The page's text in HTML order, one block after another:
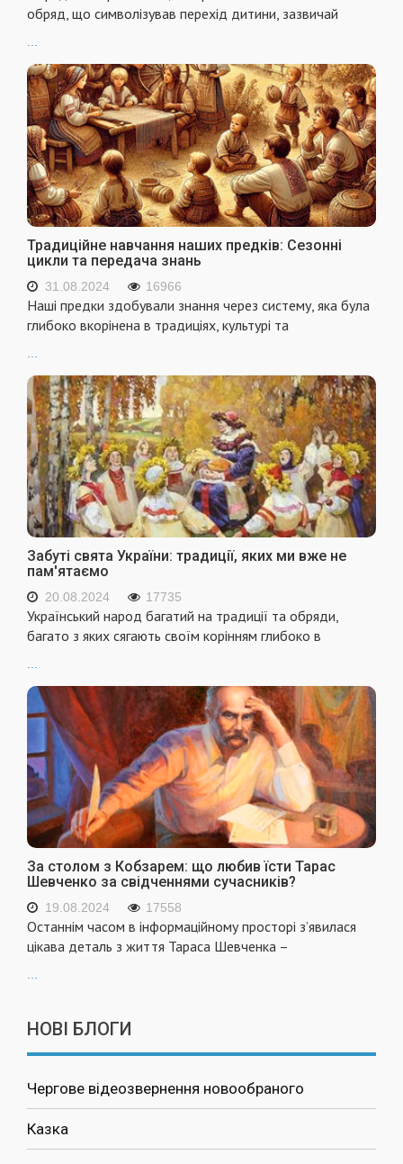
обряд, що символізував перехід дитини, зазвичай
...
Традиційне навчання наших предків: Сезонні
цикли та передача знань
31.08.2024 16966
Наші предки здобували знання через систему, яка була
глибоко вкорінена в традиціях, культурі та
Забуті свята України: традиції, яких ми вже не
пам'ятаємо
20.08.2024 17735
Український народ багатий на традиції та обряди,
багато з яких сягають своїм корінням глибоко в
За столом з Кобзарем: що любив їсти Тарас
Шевченко за свідченнями сучасників?
19.08.2024 17558
Останнім часом в інформаційному просторі з’явилася
цікава деталь з життя Тараса Шевченка –
...
НОВІ БЛОГИ
Чергове відеозвернення новообраного
Казка